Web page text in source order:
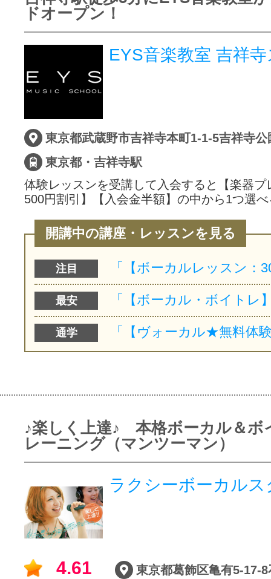
ドオープン！
EYS音楽教室 吉祥
東京都武蔵野市吉祥寺本町1-1-5吉祥寺公
東京都・吉祥寺駅
体験レッスンを受講して入会すると【楽器プ
500円割引】【入会金半額】の中から1つ選
開講中の講座・レッスンを見る
注目
最安
通学
♪楽しく上達♪ 本格ボーカル＆ボ
レーニング（マンツーマン）
ラクシーボーカルス
4.61 東京都葛飾区亀有5-17-